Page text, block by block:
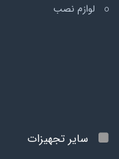
لوازم نصب
سایر تجهیزات